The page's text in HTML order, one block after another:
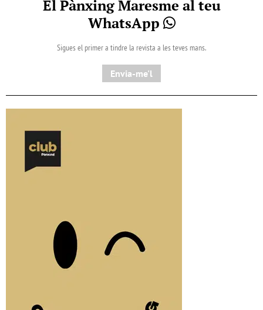
El Pànxing Maresme al teu
WhatsApp
Sigues el primer a tindre la revista a les teves mans.
Envia-me'l